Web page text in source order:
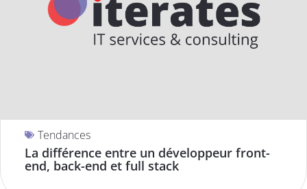
Tendances
La différence entre un développeur front-
end, back-end et full stack